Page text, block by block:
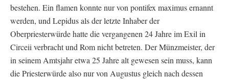
bestehen. Ein flamen konnte nur von pontifex maximus ernannt
werden, und Lepidus als der letzte Inhaber der
Oberpriesterwürde hatte die vergangenen 24 Jahre im Exil in
Circeii verbracht und Rom nicht betreten. Der Münzmeister, der
in seinem Amtsjahr etwa 25 Jahre alt gewesen sein muss, kann
die Priesterwürde also nur von Augustus gleich nach dessen